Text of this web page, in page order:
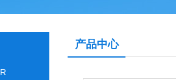
产品中心